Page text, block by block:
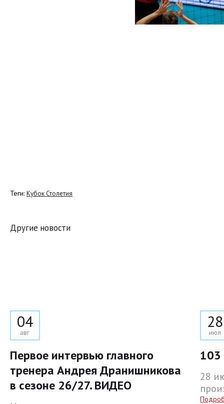
Теги: Кубок Столетия
Другие новости
04
авг
Первое интервью главного
тренера Андрея Дранишникова
в сезоне 26/27. ВИДЕО
28
июл
103
28